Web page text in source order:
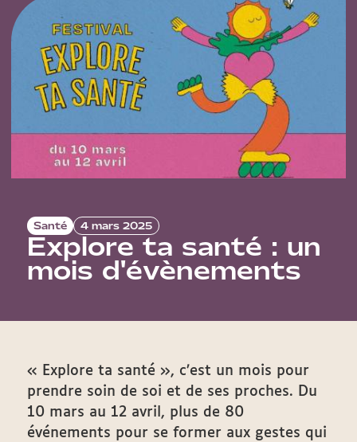
Santé 4 mars 2025
Explore ta santé : un
mois d'évènements
« Explore ta santé », c’est un mois pour
prendre soin de soi et de ses proches. Du
10 mars au 12 avril, plus de 80
événements pour se former aux gestes qui